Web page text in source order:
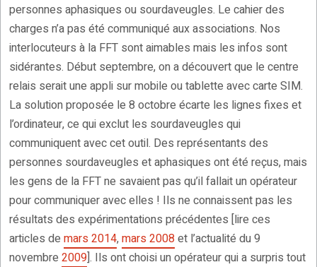
personnes aphasiques ou sourdaveugles. Le cahier des
charges n’a pas été communiqué aux associations. Nos
interlocuteurs à la FFT sont aimables mais les infos sont
sidérantes. Début septembre, on a découvert que le centre
relais serait une appli sur mobile ou tablette avec carte SIM.
La solution proposée le 8 octobre écarte les lignes fixes et
l’ordinateur, ce qui exclut les sourdaveugles qui
communiquent avec cet outil. Des représentants des
personnes sourdaveugles et aphasiques ont été reçus, mais
les gens de la FFT ne savaient pas qu’il fallait un opérateur
pour communiquer avec elles ! Ils ne connaissent pas les
résultats des expérimentations précédentes [lire ces
articles de mars 2014,mars 2008et l’actualité du 9
novembre 2009]. Ils ont choisi un opérateur qui a surpris tout